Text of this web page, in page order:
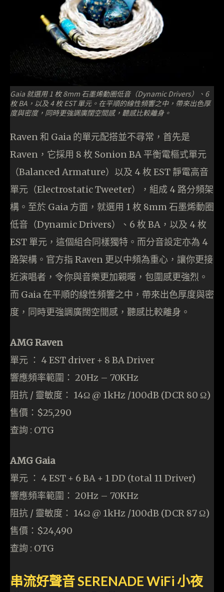
Gaia 就選用 1 枚 8mm 石墨烯動圈低音（Dynamic Drivers）、6
枚 BA，以及 4 枚 EST 單元。在平順的線性頻響之中，帶來出色厚
度與密度，同時更強調廣闊空間感，聽感比較離身。
Raven 和 Gaia 的單元配搭並不尋常，首先是
Raven，它採用 8 枚 Sonion BA 平衡電樞式單元
（Balanced Armature）以及 4 枚 EST 靜電高音
單元（Electrostatic Tweeter），組成 4 路分頻架
構。至於 Gaia 方面，就選用 1 枚 8mm 石墨烯動圈
低音（Dynamic Drivers）、6 枚 BA，以及 4 枚
EST 單元，這個組合同樣獨特。而分音設定亦為 4
路架構。官方指 Raven 更以中頻為重心，讓你更接
近演唱者，令你與音樂更加親暱，包圍感更強烈。
而 Gaia 在平順的線性頻響之中，帶來出色厚度與密
度，同時更強調廣闊空間感，聽感比較離身。
AMG Raven
單元 ： 4 EST driver + 8 BA Driver
響應頻率範圍： 20Hz – 70KHz
阻抗 / 靈敏度： 14Ω @ 1kHz /100dB (DCR 80 Ω)
售價：$25,290
查詢 : OTG
AMG Gaia
單元 ： 4 EST + 6 BA + 1 DD (total 11 Driver)
響應頻率範圍： 20Hz – 70KHz
阻抗 / 靈敏度： 14Ω @ 1kHz /100dB (DCR 87 Ω)
售價：$24,490
查詢 : OTG
串流好聲音 SERENADE WiFi 小夜